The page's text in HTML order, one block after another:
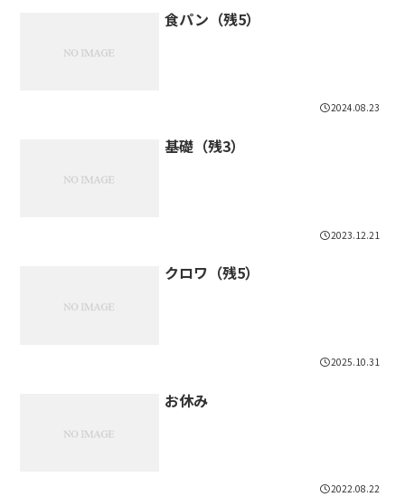
食パン（残5）
2024.08.23
基礎（残3）
2023.12.21
クロワ（残5）
2025.10.31
お休み
2022.08.22